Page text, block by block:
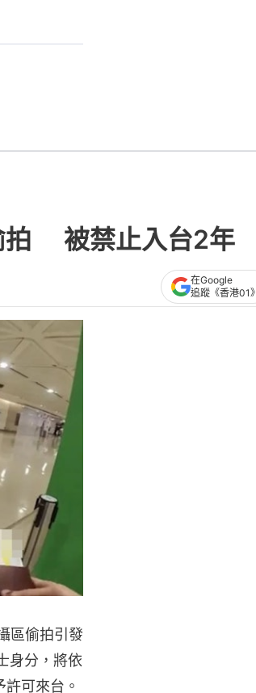
拍 被禁止入台2年
在Google
追蹤《香港01》
區偷拍引發
身分，將依
可來台。